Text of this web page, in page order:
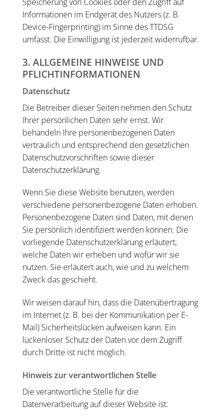
Informationen im Endgerät des Nutzers (z. B.
Device-Fingerprinting) im Sinne des TTDSG
umfasst. Die Einwilligung ist jederzeit widerrufbar.
3. ALLGEMEINE HINWEISE UND
PFLICHT­INFORMATIONEN
Datenschutz
Die Betreiber dieser Seiten nehmen den Schutz
Ihrer persönlichen Daten sehr ernst. Wir
behandeln Ihre personenbezogenen Daten
vertraulich und entsprechend den gesetzlichen
Datenschutzvorschriften sowie dieser
Datenschutzerklärung.
Wenn Sie diese Website benutzen, werden
verschiedene personenbezogene Daten erhoben.
Personenbezogene Daten sind Daten, mit denen
Sie persönlich identifiziert werden können. Die
vorliegende Datenschutzerklärung erläutert,
welche Daten wir erheben und wofür wir sie
nutzen. Sie erläutert auch, wie und zu welchem
Zweck das geschieht.
Wir weisen darauf hin, dass die Datenübertragung
im Internet (z. B. bei der Kommunikation per E-
Mail) Sicherheitslücken aufweisen kann. Ein
lückenloser Schutz der Daten vor dem Zugriff
durch Dritte ist nicht möglich.
Hinweis zur verantwortlichen Stelle
Die verantwortliche Stelle für die
Datenverarbeitung auf dieser Website ist: